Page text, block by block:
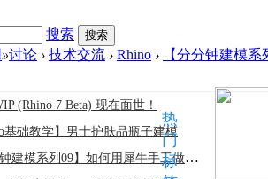
搜索 搜索
»讨论 › 技术交流 › Rhino › 【分分钟建模
(Rhino 7 Beta) 现在面世！
基础教学】男士护肤品瓶子建模
建模系列09】如何用犀牛手工做灰阶
热
门
标